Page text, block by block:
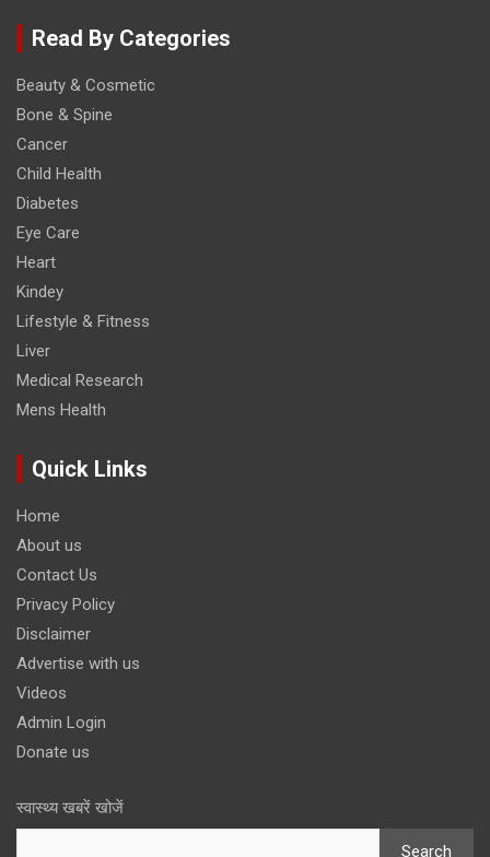
Read By Categories
Beauty & Cosmetic
Bone & Spine
Cancer
Child Health
Diabetes
Eye Care
Heart
Kindey
Lifestyle & Fitness
Liver
Medical Research
Mens Health
Quick Links
Home
About us
Contact Us
Privacy Policy
Disclaimer
Advertise with us
Videos
Admin Login
Donate us
स्वास्थ्य खबरें खोजें
Search